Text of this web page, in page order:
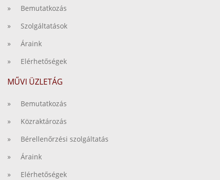
» Bemutatkozás
» Szolgáltatások
» Áraink
» Elérhetőségek
MŰVI ÜZLETÁG
» Bemutatkozás
» Közraktározás
» Bérellenőrzési szolgáltatás
» Áraink
» Elérhetőségek